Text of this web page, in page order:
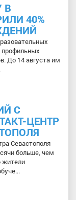
В
40%
До 14 августа им
С
ЦЕНТР
Севастополя
больше, чем
жители